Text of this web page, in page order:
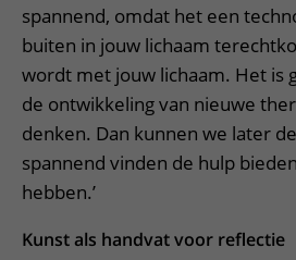
spannend, omdat het een
buiten in jouw lichaam
wordt met jouw lichaam. Het is
de ontwikkeling van nieuwe
denken. Dan kunnen we later
spannend vinden de hulp
hebben.’
Kunst als handvat voor reflectie